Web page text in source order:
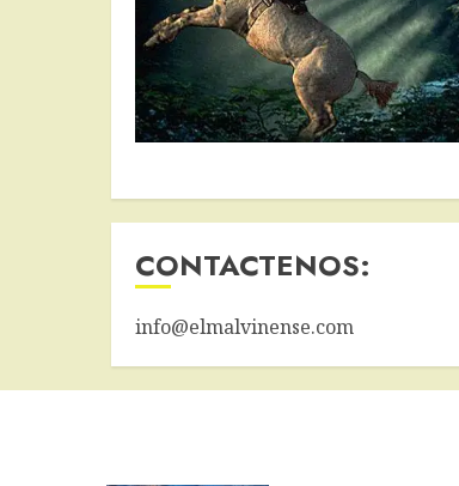
CONTACTENOS:
info@elmalvinense.com